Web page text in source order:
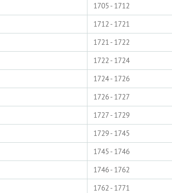
1705 - 1712
1712 - 1721
1721 - 1722
1722 - 1724
1724 - 1726
1726 - 1727
1727 - 1729
1729 - 1745
1745 - 1746
1746 - 1762
1762 - 1771